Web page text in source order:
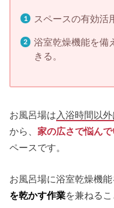
スペースの有効活
浴室乾燥機能を備
きる。
お風呂場は 入浴時間以
から、家の広さで悩ん
ペースです。
お風呂場に浴室乾燥機能
を乾かす作業を兼ねるこ